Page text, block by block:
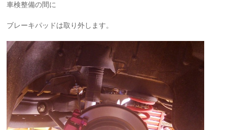
車検整備の間に
ブレーキパッドは取り外します。